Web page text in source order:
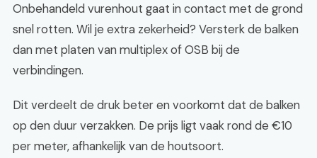
Onbehandeld vurenhout gaat in contact met de grond
snel rotten. Wil je extra zekerheid? Versterk de balken
dan met platen van multiplex of OSB bij de
verbindingen.
Dit verdeelt de druk beter en voorkomt dat de balken
op den duur verzakken. De prijs ligt vaak rond de €10
per meter, afhankelijk van de houtsoort.